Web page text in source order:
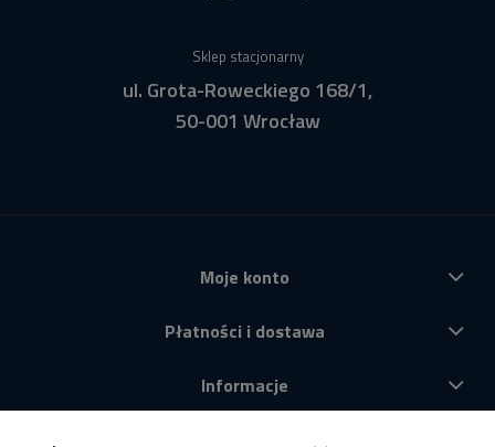
Sklep stacjonarny
ul. Grota-Roweckiego 168/1,
50-001 Wrocław
Moje konto
Płatności i dostawa
Informacje